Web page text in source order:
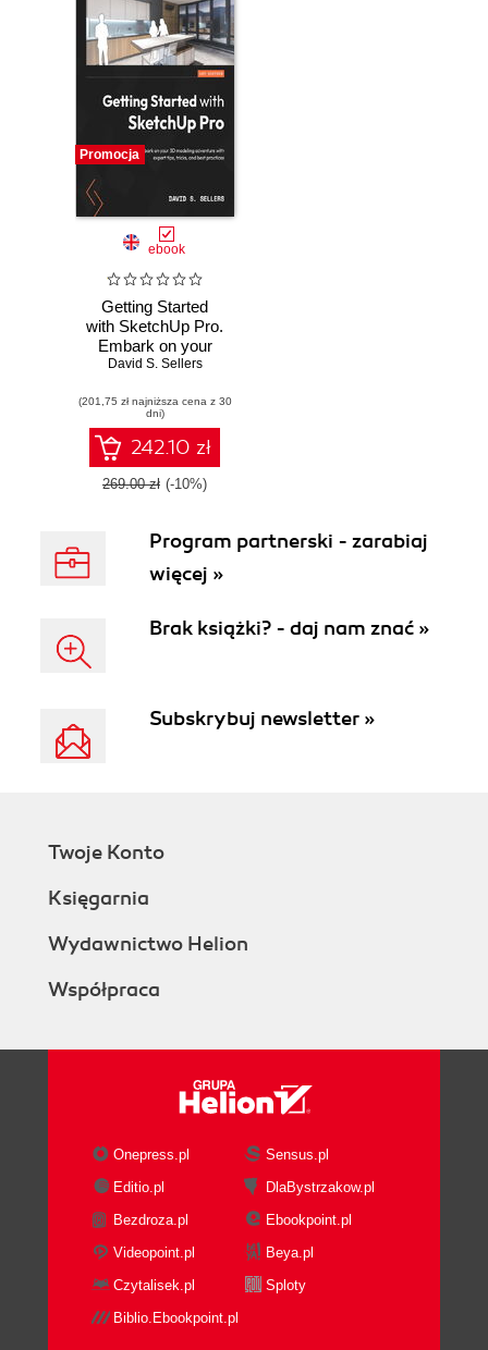
Promocja
ebook
Getting Started
with SketchUp Pro.
Embark on your
3D modeling
expert tips, tricks,
and best practices
David S. Sellers
(201,75 zł najniższa cena z 30
dni)
242.10 zł
269.00 zł (-10%)
Program partnerski - zarabiaj
więcej »
Brak książki? - daj nam znać »
Subskrybuj newsletter »
Twoje Konto
Księgarnia
Wydawnictwo Helion
Współpraca
Onepress.pl
Sensus.pl
Editio.pl
DlaBystrzakow.pl
Bezdroza.pl
Ebookpoint.pl
Videopoint.pl
Beya.pl
Czytalisek.pl
Sploty
Biblio.Ebookpoint.pl